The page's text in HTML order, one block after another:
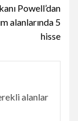
Powell’dan
alanlarında 5
hisse
alanlar